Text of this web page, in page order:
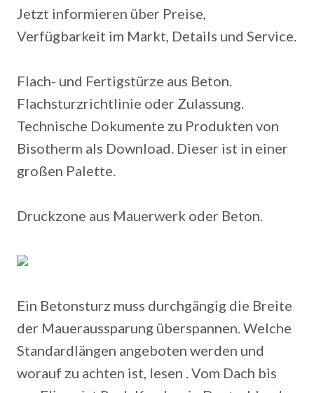
Jetzt informieren über Preise,
Verfügbarkeit im Markt, Details und Service.
Flach- und Fertigstürze aus Beton.
Flachsturzrichtlinie oder Zulassung.
Technische Dokumente zu Produkten von
Bisotherm als Download. Dieser ist in einer
großen Palette.
Druckzone aus Mauerwerk oder Beton.
Ein Betonsturz muss durchgängig die Breite
der Maueraussparung überspannen. Welche
Standardlängen angeboten werden und
worauf zu achten ist, lesen . Vom Dach bis